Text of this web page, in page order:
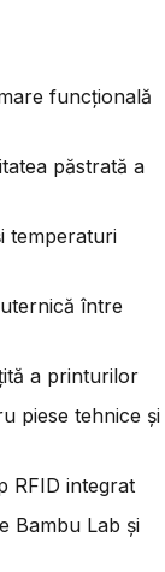
funcțională
păstrată a
temperaturi
între
a printurilor
piese tehnice și
RFID integrat
Bambu Lab și